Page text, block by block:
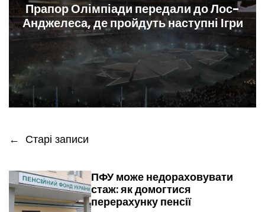
Прапор Олімпіади передали до Лос-
Анджелеса, де пройдуть наступні Ігри
Н
а
в
← Старі записи
ПФУ може недораховувати
стаж: як домогтися
перерахунку пенсії